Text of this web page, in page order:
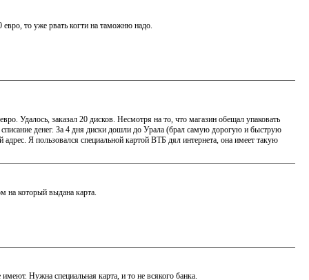
евро, то уже рвать когти на таможню надо.
Удалось, заказал 20 дисков. Несмотря на то, что магазин обещал упаковать
денег. За 4 дня диски дошли до Урала (брал самую дорогую и быструю
Я пользовался специальной картой ВТБ дял интернета, она имеет такую
на который выдана карта.
Нужна специальная карта, и то не всякого банка.